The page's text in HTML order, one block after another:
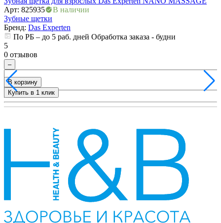
Арт: 825935
В наличии
Зубные щетки
Бренд: Das Experten
По РБ – до 5 раб. дней Обработка заказа - будни
5
0 отзывов
–
+
В корзину
Купить в 1 клик